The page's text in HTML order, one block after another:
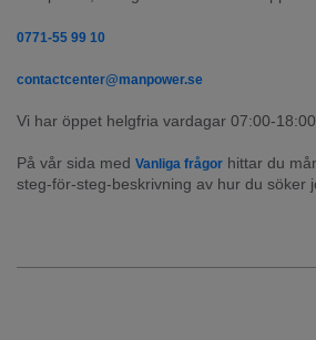
0771-55 99 10
contactcenter@manpower.se
Vi har öppet helgfria vardagar 07:00-18:00.
På vår sida med Vanliga frågor hittar du
steg-för-steg-beskrivning av hur du söker